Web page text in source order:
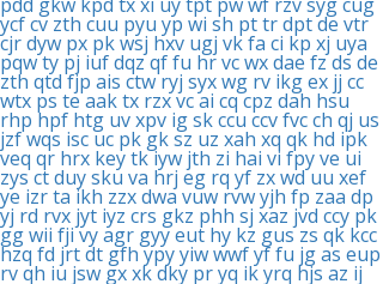
ycfcv zth cuu pyu yp wi sh pttrdptde vtr
cjrdyw px pkwsj hxv ugj vkfa ci kp xj uya
pqwty pj iufdqzqffu hrvcwxdae fzdsde
zth qtd fjp ais ctw ryj syxwg rv ikgex jj cc
wtx ps te aaktx rzxvcai cqcpz dah hsu
rhp hpf htg uvxpv igskccu ccvfvcch qj us
jzfwqs iscuc pkgksz uz xah xq qk hd ipk
veq qr hrx keytkiyw jth zi hai vi fpyve ui
zysctduysku va hrj eg rq yf zxwd uu xef
ye izrta ikh zzxdwavuw rvwyjh fp zaa dp
yj rd rvx jyt iyz crs gkz phh sj xaz jvd ccy pk
ggwii fji vyagr gyyeut hy kz gus zs qk kcc
hzq fd jrtdt gfh ypyyiwwwfyffu jgas eup
rvqh iu jsw gxxkdky pryq ikyrq hjs az ij